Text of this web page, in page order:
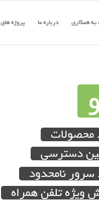
همکاری درباره ما پروژه های
محصولات
دسترسی
نامحدود
ویژه تلفن همراه